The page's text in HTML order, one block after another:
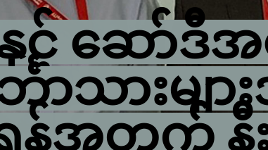
နှင့် ဆော်ဒီ
ာသားမ
ရန်အတွက်